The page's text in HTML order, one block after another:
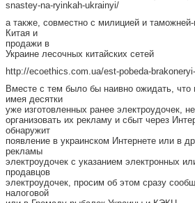
snastey-na-ryinkah-ukrainyi/
а также, совместно с милицией и таможней-
Китая и
продажи в
Украине лесочных китайских сетей
http://ecoethics.com.ua/est-pobeda-
Вместе с тем было бы наивно ожидать, что
имея десятки
уже изготовленных ранее электроудочек,
организовать их рекламу и сбыт через
обнаружит
появление в украинском Интернете или в
рекламы
электроудочек с указанием электронных
продавцов
электроудочек, просим об этом сразу
налоговой